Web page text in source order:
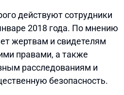
действуют сотрудники
2018 года. По мнению
жертвам и свидетелям
правами, а также
расследованиям и
безопасность.